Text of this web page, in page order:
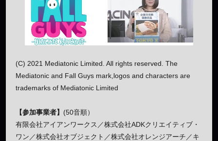
(C) 2021 Mediatonic Limited. All rights reserved. The
Mediatonic and Fall Guys mark,logos and characters are
trademarks of Mediatonic Limited
【参加事業者】 (50音順）
有限会社アイアンワークス／株式会社ADKクリエイティブ・
ワン／株式会社オブジェクト／株式会社オレンジアーチ／キ